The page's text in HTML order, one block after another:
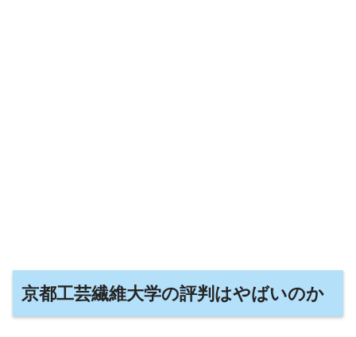
京都工芸繊維大学の評判はやばいのか